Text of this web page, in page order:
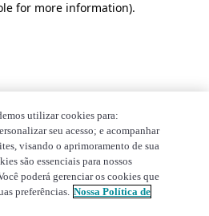
for more information).
utilizar cookies para:
seu acesso; e acompanhar
visando o aprimoramento de sua
são essenciais para nossos
poderá gerenciar os cookies que
preferências. Nossa Política de